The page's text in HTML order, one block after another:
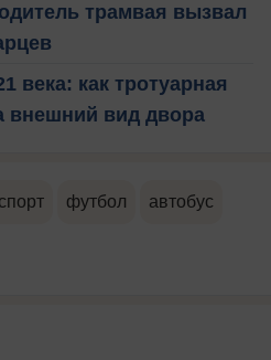
трамвая вызвал
века: как тротуарная
внешний вид двора
спорт футбол автобус